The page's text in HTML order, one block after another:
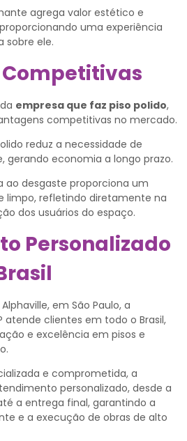
agrega valor estético e
uma experiência
sobre ele.
empresa que faz piso polido,
competitivas no mercado.
reduz a necessidade de
economia a longo prazo.
ao desgaste proporciona um
limpo, refletindo diretamente na
dos usuários do espaço.
Personalizado
em São Paulo, a
atende clientes em todo o Brasil,
e excelência em pisos e
e comprometida, a
personalizado, desde a
a entrega final, garantindo a
e a execução de obras de alto